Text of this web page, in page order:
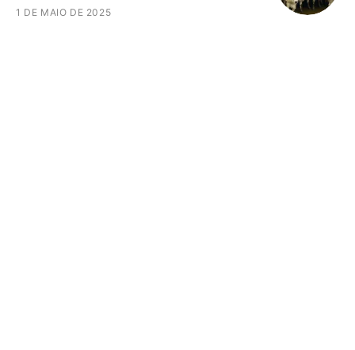
1 DE MAIO DE 2025